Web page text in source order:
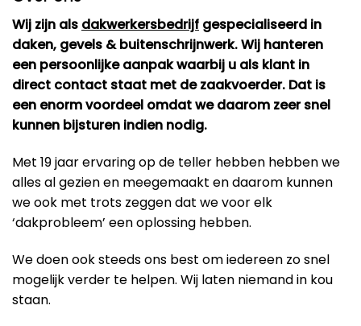
Wij zijn als dakwerkersbedrijf gespecialiseerd in
daken, gevels & buitenschrijnwerk. Wij hanteren
een persoonlijke aanpak waarbij u als klant in
direct contact staat met de zaakvoerder. Dat is
een enorm voordeel omdat we daarom zeer snel
kunnen bijsturen indien nodig.
Met 19 jaar ervaring op de teller hebben hebben we
alles al gezien en meegemaakt en daarom kunnen
we ook met trots zeggen dat we voor elk
‘dakprobleem’ een oplossing hebben.
We doen ook steeds ons best om iedereen zo snel
mogelijk verder te helpen. Wij laten niemand in kou
staan.